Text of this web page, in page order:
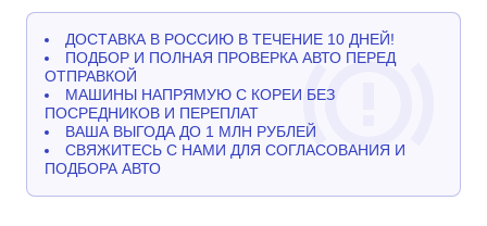
ДОСТАВКА В РОССИЮ В ТЕЧЕНИЕ 10 ДНЕЙ!
ПОДБОР И ПОЛНАЯ ПРОВЕРКА АВТО ПЕРЕД
ОТПРАВКОЙ
МАШИНЫ НАПРЯМУЮ С КОРЕИ БЕЗ
ПОСРЕДНИКОВ И ПЕРЕПЛАТ
ВАША ВЫГОДА ДО 1 МЛН РУБЛЕЙ
СВЯЖИТЕСЬ С НАМИ ДЛЯ СОГЛАСОВАНИЯ И
ПОДБОРА АВТО